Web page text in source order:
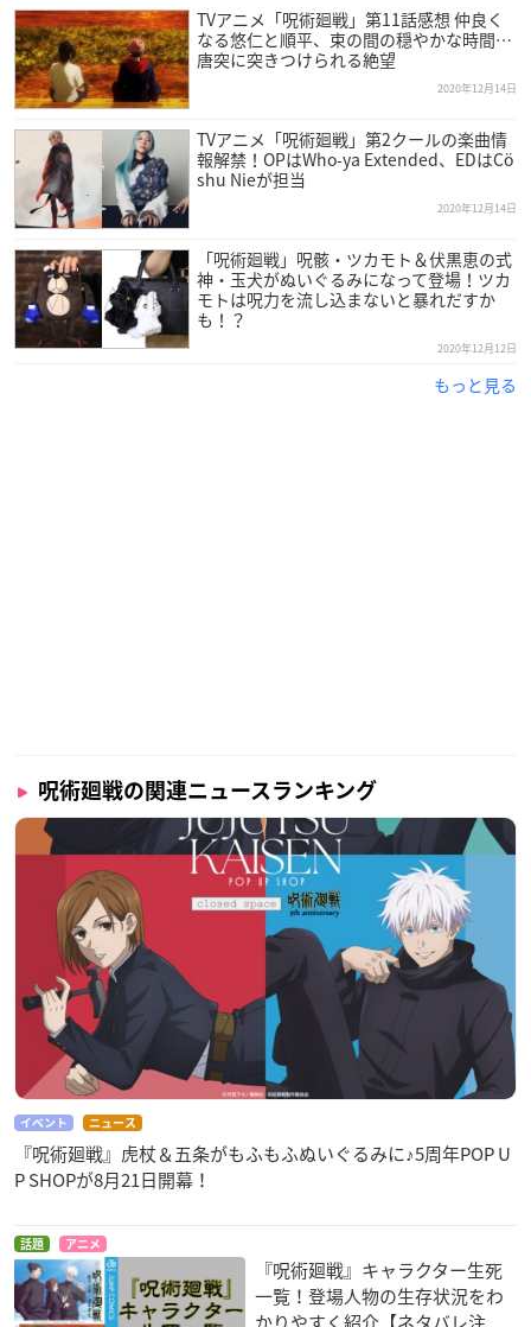
※吉祥寺店は12/31まで
■開催店舗：池袋本店・吉祥寺店・原宿竹下通り店#呪術廻
戦#ばくだん焼本舗 pic.twitter.com/bpjjLc1KoY
— ばくだん焼本舗【公式】 (@bkdanikebukuro)
Decembe
r 15, 2020
TVアニメ「呪術廻戦」第11話感想 仲良く
なる悠仁と順平、束の間の穏やかな時間…
唐突に突きつけられる絶望
2020年12月14日
TVアニメ「呪術廻戦」第2クールの楽曲情
報解禁！OPはWho-ya Extended、EDはCö
shu Nieが担当
2020年12月14日
「呪術廻戦」呪骸・ツカモト＆伏黒恵の式
神・玉犬がぬいぐるみになって登場！ツカ
モトは呪力を流し込まないと暴れだすか
も！？
2020年12月12日
もっと見る
呪術廻戦の関連ニュースランキング
イベント ニュース
『呪術廻戦』虎杖＆五条がもふもふぬいぐるみに♪5周年POP U
P SHOPが8月21日開幕！
話題 アニメ
『呪術廻戦』キャラクター生死
一覧！登場人物の生存状況をわ